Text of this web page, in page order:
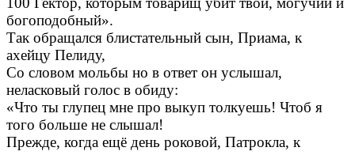
богоподобный».
Так обращался блистательный сын, Приама, к
ахейцу Пелиду,
Со словом мольбы но в ответ он услышал,
неласковый голос в обиду:
«Что ты глупец мне про выкуп толкуешь! Чтоб я
того больше не слышал!
Прежде, когда ещё день роковой, Патрокла, к